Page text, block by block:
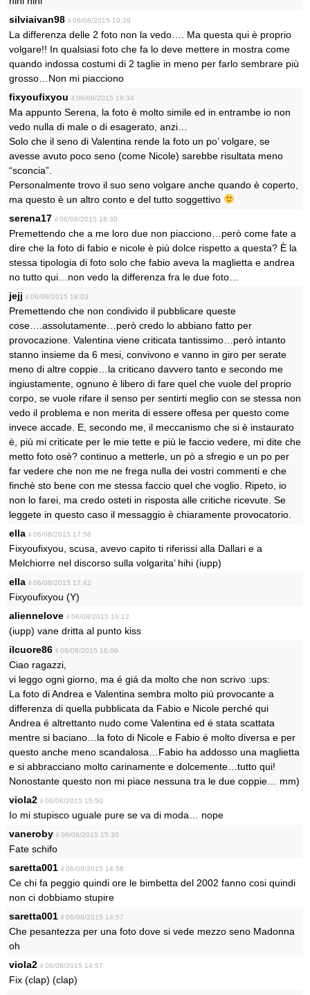
silviaivan98 il 06/08/2015 19:39
La differenza delle 2 foto non la vedo…. Ma questa qui è proprio
volgare!! In qualsiasi foto che fa lo deve mettere in mostra come
quando indossa costumi di 2 taglie in meno per farlo sembrare più
grosso…Non mi piacciono
fixyoufixyou il 06/08/2015 19:34
Ma appunto Serena, la foto è molto simile ed in entrambe io non
vedo nulla di male o di esagerato, anzi…
Solo che il seno di Valentina rende la foto un po’ volgare, se
avesse avuto poco seno (come Nicole) sarebbe risultata meno
“sconcia”.
Personalmente trovo il suo seno volgare anche quando è coperto,
ma questo è un altro conto e del tutto soggettivo
serena17 il 06/08/2015 18:30
Premettendo che a me loro due non piacciono…però come fate a
dire che la foto di fabio e nicole è più dolce rispetto a questa? È la
stessa tipologia di foto solo che fabio aveva la maglietta e andrea
no tutto qui…non vedo la differenza fra le due foto…
jejj il 06/08/2015 18:03
Premettendo che non condivido il pubblicare queste
cose….assolutamente…però credo lo abbiano fatto per
provocazione. Valentina viene criticata tantissimo…però intanto
stanno insieme da 6 mesi, convivono e vanno in giro per serate
meno di altre coppie…la criticano davvero tanto e secondo me
ingiustamente, ognuno è libero di fare quel che vuole del proprio
corpo, se vuole rifare il senso per sentirti meglio con se stessa non
vedo il problema e non merita di essere offesa per questo come
invece accade. E, secondo me, il meccanismo che si è instaurato
è, più mi criticate per le mie tette e più le faccio vedere, mi dite che
metto foto osè? continuo a metterle, un pò a sfregio e un po per
far vedere che non me ne frega nulla dei vostri commenti e che
finchè sto bene con me stessa faccio quel che voglio. Ripeto, io
non lo farei, ma credo osteti in risposta alle critiche ricevute. Se
leggete in questo caso il messaggio è chiaramente provocatorio.
ella il 06/08/2015 17:58
Fixyoufixyou, scusa, avevo capito ti riferissi alla Dallari e a
Melchiorre nel discorso sulla volgarita’ hihi (iupp)
ella il 06/08/2015 17:42
Fixyoufixyou (Y)
aliennelove il 06/08/2015 16:12
(iupp) vane dritta al punto kiss
ilcuore86 il 06/08/2015 16:09
Ciao ragazzi,
vi leggo ogni giorno, ma é giá da molto che non scrivo :ups:
La foto di Andrea e Valentina sembra molto piú provocante a
differenza di quella pubblicata da Fabio e Nicole perché qui
Andrea é altrettanto nudo come Valentina ed é stata scattata
mentre si baciano…la foto di Nicole e Fabio é molto diversa e per
questo anche meno scandalosa…Fabio ha addosso una maglietta
e si abbracciano molto carinamente e dolcemente…tutto qui!
Nonostante questo non mi piace nessuna tra le due coppie… mm)
viola2 il 06/08/2015 15:50
Io mi stupisco uguale pure se va di moda… nope
vaneroby il 06/08/2015 15:30
Fate schifo
saretta001 il 06/08/2015 14:58
Ce chi fa peggio quindi ore le bimbetta del 2002 fanno cosi quindi
non ci dobbiamo stupire
saretta001 il 06/08/2015 14:57
Che pesantezza per una foto dove si vede mezzo seno Madonna
oh
viola2 il 06/08/2015 14:57
Fix (clap) (clap)